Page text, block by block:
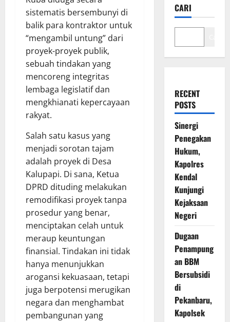
sistematis bersembunyi di
balik para kontraktor untuk
“mengambil untung” dari
proyek-proyek publik,
sebuah tindakan yang
mencoreng integritas
lembaga legislatif dan
mengkhianati kepercayaan
rakyat.
Salah satu kasus yang
menjadi sorotan tajam
adalah proyek di Desa
Kalupapi. Di sana, Ketua
DPRD dituding melakukan
remodifikasi proyek tanpa
prosedur yang benar,
menciptakan celah untuk
meraup keuntungan
finansial. Tindakan ini tidak
hanya menunjukkan
arogansi kekuasaan, tetapi
juga berpotensi merugikan
negara dan menghambat
pembangunan yang
CARI
RECENT
POSTS
Sinergi
Penegakan
Hukum,
Kapolres
Kendal
Kunjungi
Kejaksaan
Negeri
Dugaan
Penampung
an BBM
Bersubsidi
di
Pekanbaru,
Kapolsek